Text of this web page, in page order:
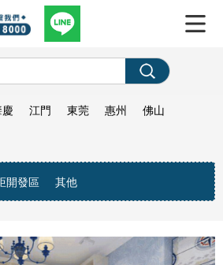
開發區 其他
江門 東莞 惠州 佛山